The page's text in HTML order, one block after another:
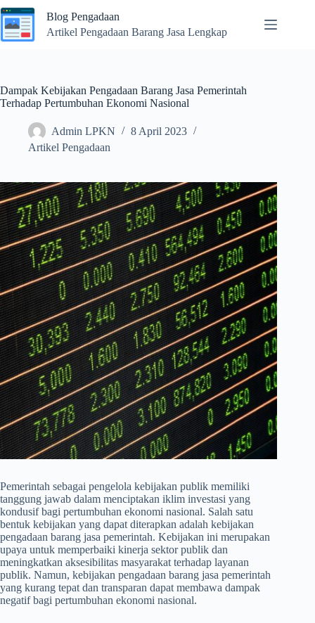
Skip
to
content
Blog Pengadaan
Artikel Pengadaan Barang Jasa Lengkap
Dampak Kebijakan Pengadaan Barang Jasa Pemerintah
Terhadap Pertumbuhan Ekonomi Nasional
Admin LPKN
8 April 2023
Artikel Pengadaan
Pemerintah sebagai pengelola kebijakan publik memiliki
tanggung jawab dalam menciptakan iklim investasi yang
kondusif bagi pertumbuhan ekonomi nasional. Salah satu
bentuk kebijakan yang dapat diterapkan adalah kebijakan
pengadaan barang jasa pemerintah. Kebijakan ini merupakan
upaya untuk memperbaiki kinerja sektor publik dan
meningkatkan aksesibilitas masyarakat terhadap layanan
publik. Namun, kebijakan pengadaan barang jasa pemerintah
yang kurang tepat dan transparan dapat membawa dampak
negatif bagi pertumbuhan ekonomi nasional.